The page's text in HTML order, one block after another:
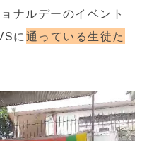
ナルデーのイベント
に通っている生徒た